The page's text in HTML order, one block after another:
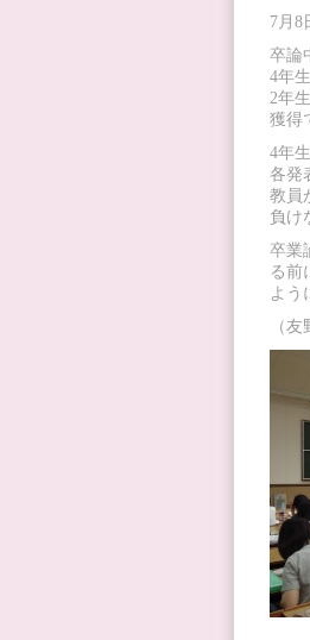
7月8
卒論
4年
2年
獲得
4年
各発
教員
負け
卒業
る前
よう
（友